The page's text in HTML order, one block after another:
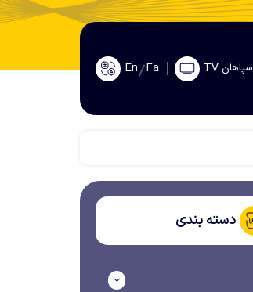
سپاهان TV Fa
En
دسته بندی